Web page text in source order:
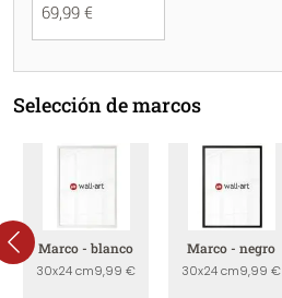
69,99 €
Selección de marcos
Marco - blanco
30x24 cm9,99 €
Marco - negro
30x24 cm9,99 €